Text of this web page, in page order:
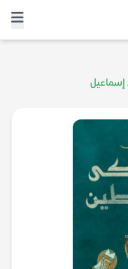
إسماعيل